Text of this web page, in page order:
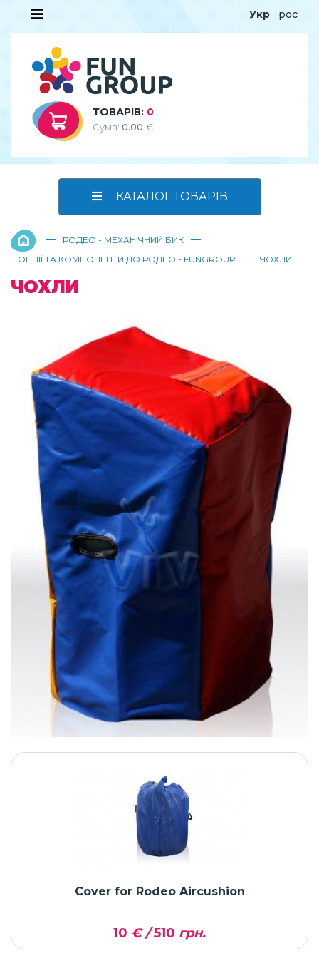
Укр рос
ТОВАРІВ: 0
Сума: 0.00 €.
КАТАЛОГ ТОВАРІВ
— РОДЕО - МЕХАНІЧНИЙ БИК —
ОПЦІЇ ТА КОМПОНЕНТИ ДО РОДЕО - FUNGROUP — ЧОХЛИ
ЧОХЛИ
Cover for Rodeo Aircushion
10 € /510 грн.